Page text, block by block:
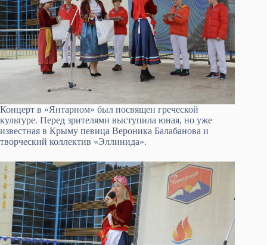
Концерт в «Янтарном» был посвящен греческой
культуре. Перед зрителями выступила юная, но уже
известная в Крыму певица Вероника Балабанова и
творческий коллектив «Эллинида».